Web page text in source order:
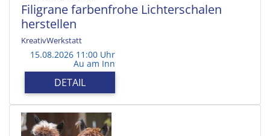
Filigrane farbenfrohe Lichterschalen
herstellen
KreativWerkstatt
15.08.2026 11:00 Uhr
Au am Inn
DETAIL